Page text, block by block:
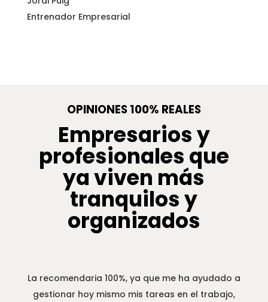
Entrenador Empresarial
OPINIONES 100% REALES
Empresarios y
profesionales que
ya viven más
tranquilos y
organizados
La recomendaria 100%, ya que me ha ayudado a
gestionar hoy mismo mis tareas en el trabajo,